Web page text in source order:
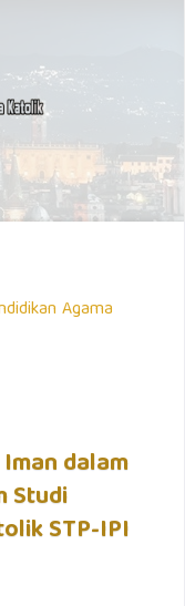
Agama
dalam
Studi
STP-IPI